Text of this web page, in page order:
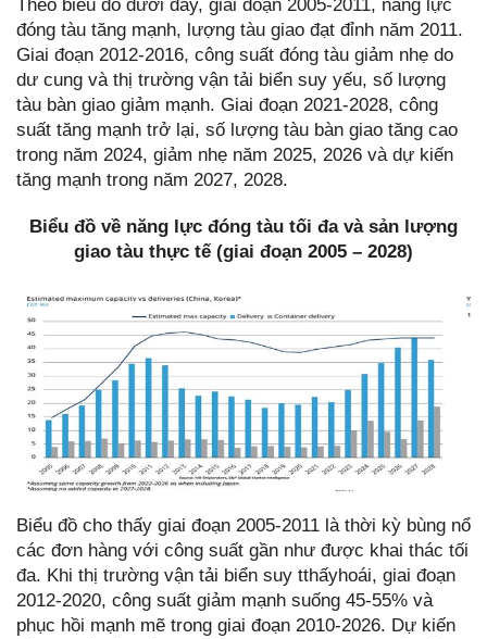
Theo biểu đồ dưới đây, giai đoạn 2005-2011, năng lực
đóng tàu tăng mạnh, lượng tàu giao đạt đỉnh năm 2011.
Giai đoạn 2012-2016, công suất đóng tàu giảm nhẹ do
dư cung và thị trường vận tải biển suy yếu, số lượng
tàu bàn giao giảm mạnh. Giai đoạn 2021-2028, công
suất tăng mạnh trở lại, số lượng tàu bàn giao tăng cao
trong năm 2024, giảm nhẹ năm 2025, 2026 và dự kiến
tăng mạnh trong năm 2027, 2028.
Biểu đồ về năng lực đóng tàu tối đa và sản lượng
giao tàu thực tế (giai đoạn 2005 – 2028)
Biểu đồ cho thấy giai đoạn 2005-2011 là thời kỳ bùng nổ
các đơn hàng với công suất gần như được khai thác tối
đa. Khi thị trường vận tải biển suy tthấyhoái, giai đoạn
2012-2020, công suất giảm mạnh suống 45-55% và
phục hồi mạnh mẽ trong giai đoạn 2010-2026. Dự kiến